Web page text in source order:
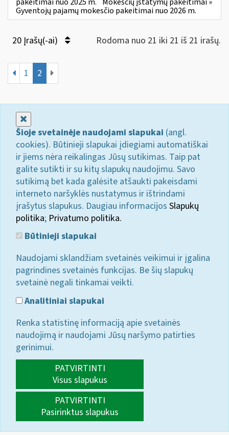
Gyventojų pajamų mokesčio pakeitimai nuo 2026 m.
20 Įrašų(-ai) Rodoma nuo 21 iki 21 iš 21 irašų.
1 2
Šioje svetainėje naudojami slapukai (angl.
cookies). Būtinieji slapukai įdiegiami automatiškai
ir jiems nėra reikalingas Jūsų sutikimas. Taip pat
galite sutikti ir su kitų slapukų naudojimu. Savo
sutikimą bet kada galėsite atšaukti pakeisdami
interneto naršyklės nustatymus ir ištrindami
įrašytus slapukus. Daugiau informacijos Slapukų
politika; Privatumo politika.
Būtinieji slapukai
Naudojami sklandžiam svetainės veikimui ir įgalina
pagrindines svetainės funkcijas. Be šių slapukų
svetainė negali tinkamai veikti.
Analitiniai slapukai
Renka statistinę informaciją apie svetainės
naudojimą ir naudojami Jūsų naršymo patirties
gerinimui.
PATVIRTINTI
Visus slapukus
PATVIRTINTI
Pasirinktus slapukus